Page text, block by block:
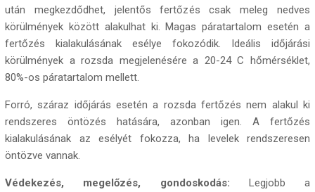
után megkezdődhet, jelentős fertőzés csak meleg nedves
körülmények között alakulhat ki. Magas páratartalom esetén a
fertőzés kialakulásának esélye fokozódik. Ideális időjárási
körülmények a rozsda megjelenésére a 20-24 C hőmérséklet,
80%-os páratartalom mellett.
Forró, száraz időjárás esetén a rozsda fertőzés nem alakul ki
rendszeres öntözés hatására, azonban igen. A fertőzés
kialakulásának az esélyét fokozza, ha levelek rendszeresen
öntözve vannak.
Védekezés, megelőzés, gondoskodás: Legjobb a